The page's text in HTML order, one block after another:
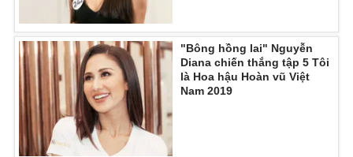
"Bông hồng lai" Nguyễn
Diana chiến thắng tập 5 Tôi
là Hoa hậu Hoàn vũ Việt
Nam 2019